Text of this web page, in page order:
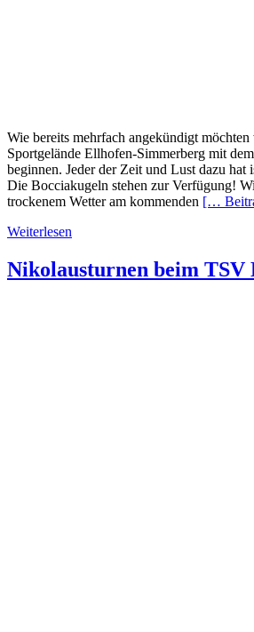
Wie bereits mehrfach angekündigt
Sportgelände Ellhofen-Simmerberg mit
beginnen. Jeder der Zeit und Lust dazu hat
Die Bocciakugeln stehen zur Verfügung!
trockenem Wetter am kommenden […
Weiterlesen
Nikolausturnen beim TSV